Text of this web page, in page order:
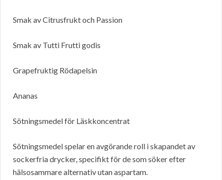
Smak av Citrusfrukt och Passion
Smak av Tutti Frutti godis
Grapefruktig Rödapelsin
Ananas
Sötningsmedel för Läskkoncentrat
Sötningsmedel spelar en avgörande roll i skapandet av
sockerfria drycker, specifikt för de som söker efter
hälsosammare alternativ utan aspartam.